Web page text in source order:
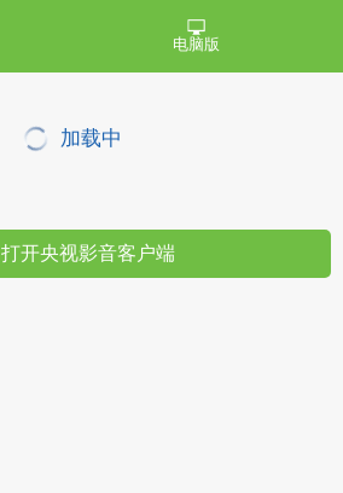
电脑版
加载中
打开央视影音客户端